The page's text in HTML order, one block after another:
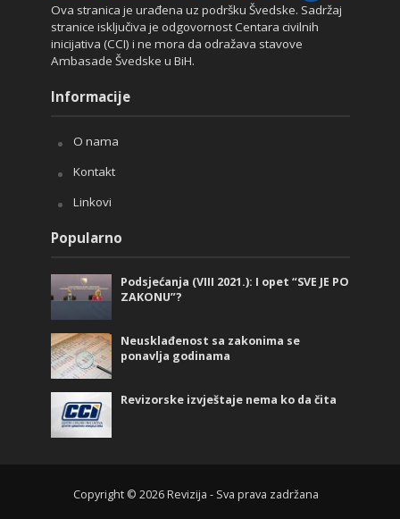
Ova stranica je urađena uz podršku Švedske. Sadržaj
stranice isključiva je odgovornost Centara civilnih
inicijativa (CCI) i ne mora da odražava stavove
Ambasade Švedske u BiH.
Informacije
O nama
Kontakt
Linkovi
Popularno
Podsjećanja (VIII 2021.): I opet “SVE JE PO
ZAKONU”?
Neusklađenost sa zakonima se
ponavlja godinama
Revizorske izvještaje nema ko da čita
Copyright © 2026 Revizija - Sva prava zadržana